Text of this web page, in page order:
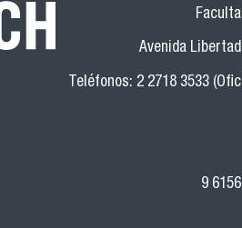
Avenida
Teléfonos: 2 2718 3533
9